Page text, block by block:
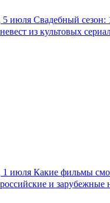
5 июля Свадебный сезон:
невест из культовых
1 июля Какие фильмы
российские и зарубежные